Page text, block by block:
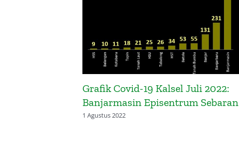
Grafik Covid-19 Kalsel Juli 2022:
Banjarmasin Episentrum Sebaran
1 Agustus 2022